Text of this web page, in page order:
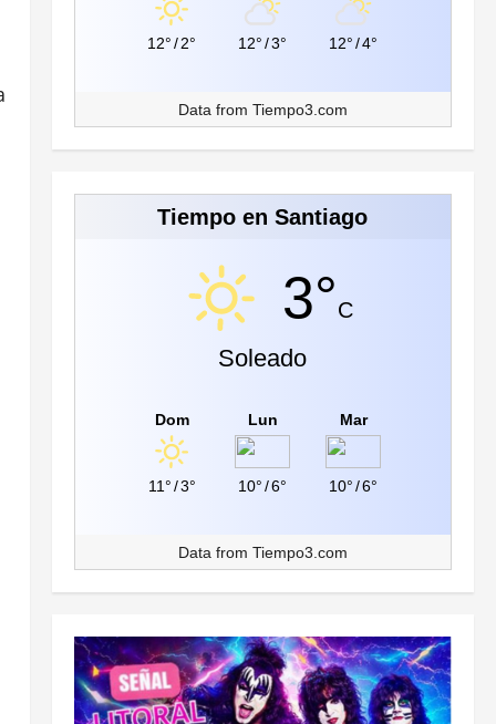
12° /2° 12° /3° 12° /4°
Data from Tiempo3.com
Tiempo en Santiago
3°C
Soleado
Dom
11°/3°
Lun
10° /6°
Mar
10° /6°
Data from Tiempo3.com